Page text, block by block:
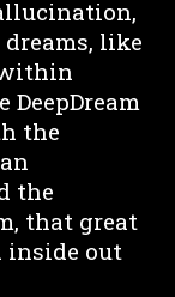
like
the
the
that great
inside out